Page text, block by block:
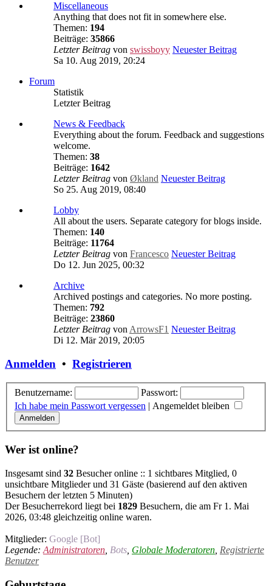
Miscellaneous
Anything that does not fit in somewhere else.
Themen: 194
Beiträge: 35866
Letzter Beitrag von swissboyy Neuester Beitrag
Sa 10. Aug 2019, 20:24
Forum
Statistik
Letzter Beitrag
News & Feedback
Everything about the forum. Feedback and suggestions
welcome.
Themen: 38
Beiträge: 1642
Letzter Beitrag von Økland Neuester Beitrag
So 25. Aug 2019, 08:40
Lobby
All about the users. Separate category for blogs inside.
Themen: 140
Beiträge: 11764
Letzter Beitrag von Francesco Neuester Beitrag
Do 12. Jun 2025, 00:32
Archive
Archived postings and categories. No more posting.
Themen: 792
Beiträge: 23860
Letzter Beitrag vonArrowsF1 Neuester Beitrag
Di 12. Mär 2019, 20:05
Anmelden • Registrieren
Benutzername:
Passwort:
Ich habe mein Passwort vergessen
Angemeldet bleiben
Wer ist online?
Insgesamt sind 32 Besucher online :: 1 sichtbares Mitglied, 0
unsichtbare Mitglieder und 31 Gäste (basierend auf den aktiven
Besuchern der letzten 5 Minuten)
Der Besucherrekord liegt bei 1829 Besuchern, die am Fr 1. Mai
2026, 03:48 gleichzeitig online waren.
Mitglieder: Google [Bot]
Legende: Administratoren Bots Globale Moderatoren Registrierte
Benutzer